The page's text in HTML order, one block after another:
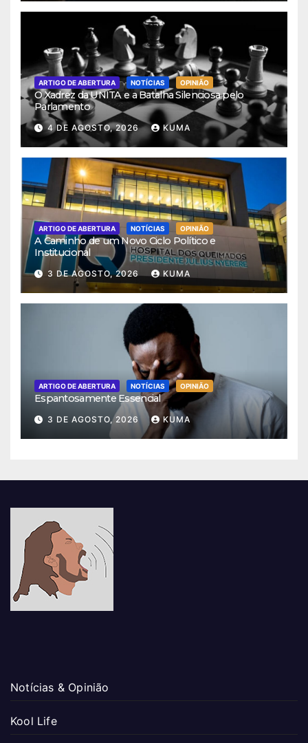
ARTIGO DE ABERTURA NOTÍCIAS OPINIÃO
O Xadrez da UNITA e a Batalha Silenciosa pelo
Parlamento
4 DE AGOSTO, 2026 KUMA
ARTIGO DE ABERTURA NOTÍCIAS OPINIÃO
A Caminho de um Novo Ciclo Político e
Institucional
3 DE AGOSTO, 2026 KUMA
ARTIGO DE ABERTURA NOTÍCIAS OPINIÃO
Espantosamente Essencial
3 DE AGOSTO, 2026 KUMA
Notícias & Opinião
Kool Life